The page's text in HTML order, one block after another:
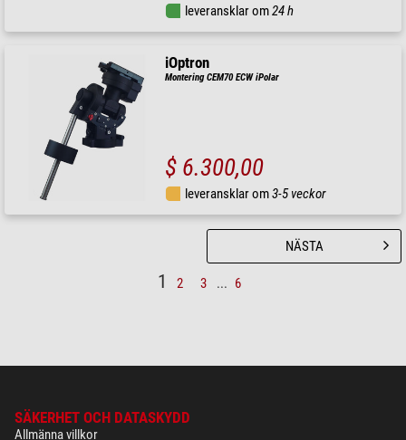
leveransklar om24 h
iOptron
Montering CEM70 ECW iPolar
$ 6.300,00
leveransklar om3-5 veckor
1 2 3 ... 6
NÄSTA
SÄKERHET OCH DATASKYDD
Allmänna villkor